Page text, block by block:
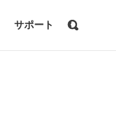
サポート